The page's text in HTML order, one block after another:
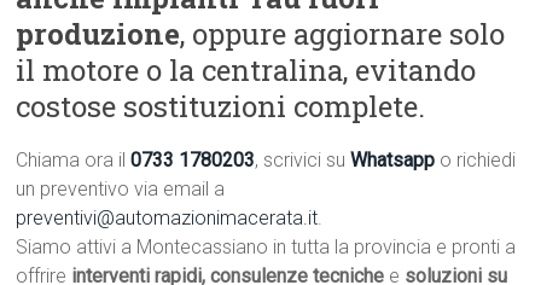
produzione, oppure aggiornare solo
il motore o la centralina, evitando
costose sostituzioni complete.
Chiama ora il0733 1780203, scrivici suWhatsapp o richiedi
un preventivo via email a
preventivi@automazionimacerata.it.
Siamo attivi a Montecassiano in tutta la provincia e pronti a
offrire interventi rapidi, consulenze tecniche e soluzioni su